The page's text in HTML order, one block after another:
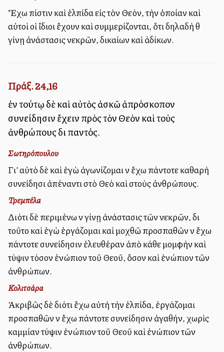
Ἔχω πίστιν καὶ ἐλπίδα εἰς τὸν Θεόν, τὴν ὁποίαν καὶ
αὐτοὶ οἱ ἴδιοι ἔχουν καὶ συμμερίζονται, ὅτι δηλαδὴ θὰ
γίνῃ ἀνάστασις νεκρῶν, δικαίων καὶ ἀδίκων.
Πράξ. 24,16
ἐν τούτῳ δὲ καὶ αὐτὸς ἀσκῶ ἀπρόσκοπον
συνείδησιν ἔχειν πρὸς τὸν Θεὸν καὶ τοὺς
ἀνθρώπους διὰ παντός.
Σωτηρόπουλου
Γι’ αὐτὸ δὲ καὶ ἐγὼ ἀγωνίζομαι νὰ ἔχω πάντοτε καθαρὴ
συνείδησι ἀπέναντι στὸ Θεὸ καὶ στοὺς ἀνθρώπους.
Τρεμπέλα
Διότι δὲ περιμένω νὰ γίνῃ ἀνάστασις τῶν νεκρῶν, διὰ
τοῦτο καὶ ἐγὼ ἐργάζομαι καὶ μοχθῶ προσπαθῶν νὰ ἔχω
πάντοτε συνείδησιν ἐλευθέραν ἀπὸ κάθε μομφὴν καὶ
τύψιν τόσον ἐνώπιον τοῦ Θεοῦ, ὅσον καὶ ἐνώπιον τῶν
ἀνθρώπων.
Κολιτσάρα
Ἀκριβῶς δὲ διότι ἔχω αὐτὴ τὴν ἐλπίδα, ἐργάζομαι
προσπαθῶν νὰ ἔχω πάντοτε συνείδησιν ἀγαθήν, χωρὶς
καμμίαν τύψιν ἐνώπιον τοῦ Θεοῦ καὶ ἐνώπιον τῶν
ἀνθρώπων.